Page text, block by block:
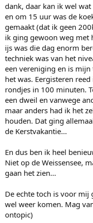
t
e
r
m
dank, daar kan ik wel
en om 15 uur was de
gemaakt (dat ik geen
ik ging gewoon weg met
ijs was die dag enorm
techniek was van het
een vereniging en is mijn
het was. Eergisteren
rondjes in 100 minuten.
een dweil en vanwege
maar anders had ik het
houden. Dat ging
de Kerstvakantie...
En dus ben ik heel
Niet op de Weissensee,
gaan het zien...
De echte toch is voor mij
wel weer komen. Mag
ontopic)